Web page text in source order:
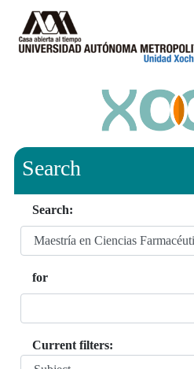
Search
Search:
for
Current filters: